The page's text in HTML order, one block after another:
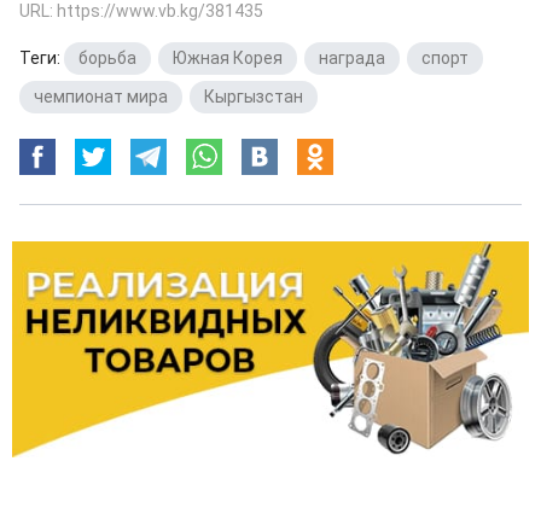
URL: https://www.vb.kg/381435
Теги: борьба Южная Корея награда спорт
чемпионат мира
Кыргызстан